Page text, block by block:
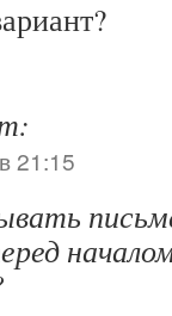
21:15